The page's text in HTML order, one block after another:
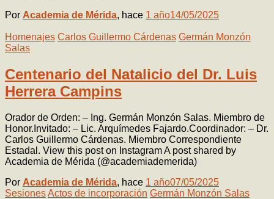
Por Academia de Mérida, hace 1 año14/05/2025
Homenajes Carlos Guillermo Cárdenas Germán Monzón
Salas
Centenario del Natalicio del Dr. Luis
Herrera Campins
Orador de Orden: – Ing. Germán Monzón Salas. Miembro de
Honor.Invitado: – Lic. Arquímedes Fajardo.Coordinador: – Dr.
Carlos Guillermo Cárdenas. Miembro Correspondiente
Estadal. View this post on Instagram A post shared by
Academia de Mérida (@academiademerida)
Por Academia de Mérida, hace 1 año07/05/2025
SesionesActos de incorporación Germán Monzón Salas